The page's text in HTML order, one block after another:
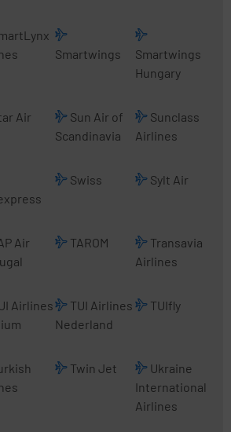
Smartwings
Smartwings
Hungary
Air
Sun Air of
Scandinavia
Sunclass
Airlines
Swiss Sylt Air
Air
TAROM
Transavia
Airlines
Airlines
TUI Airlines
Nederland
TUIfly
Twin Jet
Ukraine
International
Airlines